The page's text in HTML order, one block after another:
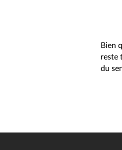
Bien
reste
du